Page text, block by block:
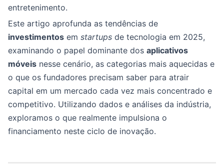
entretenimento.
Este artigo aprofunda as tendências de
investimentos em startups de tecnologia em 2025,
examinando o papel dominante dos aplicativos
móveis nesse cenário, as categorias mais aquecidas e
o que os fundadores precisam saber para atrair
capital em um mercado cada vez mais concentrado e
competitivo. Utilizando dados e análises da indústria,
exploramos o que realmente impulsiona o
financiamento neste ciclo de inovação.